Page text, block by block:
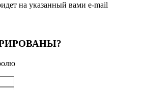
на указанный вами e-mail